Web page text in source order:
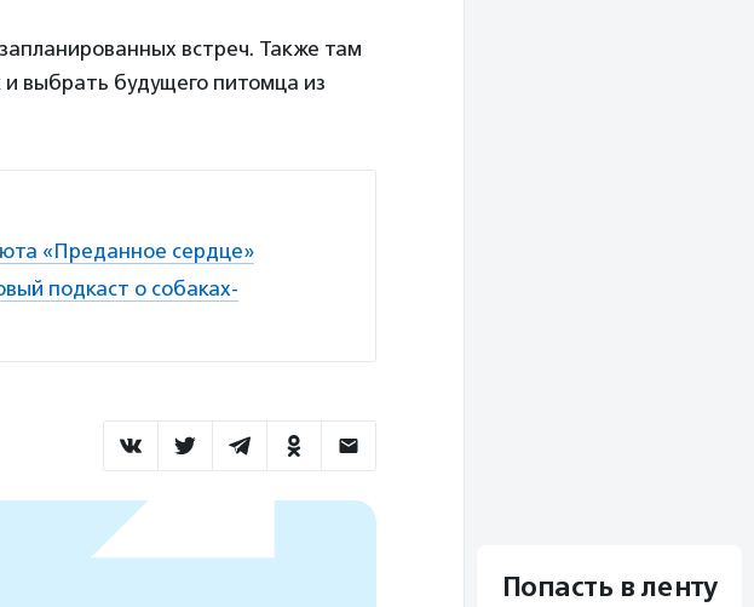
встреч. Также там
выбрать будущего питомца из
«Преданное сердце»
подкаст о собаках-
Попасть в ленту